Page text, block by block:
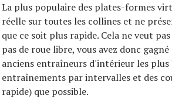
La plus populaire des plates-formes
réelle sur toutes les collines et ne
que ce soit plus rapide. Cela ne veut
pas de roue libre, vous avez donc
anciens entraîneurs d'intérieur les
entraînements par intervalles et des
rapide) que possible.